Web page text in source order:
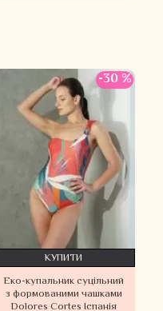
-30 %
Еко-купальник суцільний
з формованими чашками
Dolores Cortes Іспанія
КУПИТИ